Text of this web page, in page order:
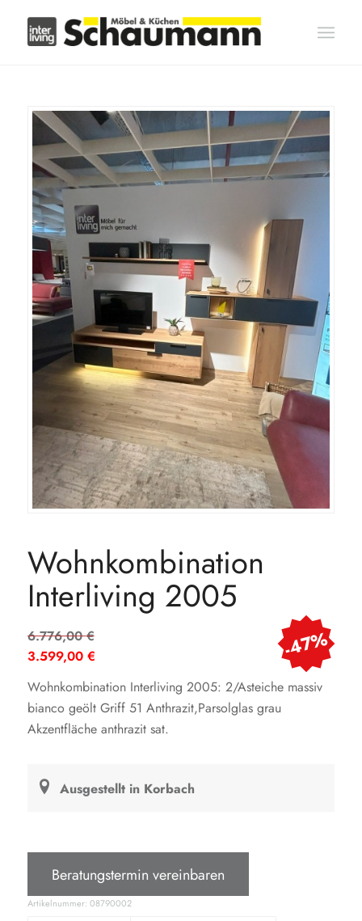
Wohnkombination
Interliving 2005
6.776,00€Ursprünglicher
Preis
6.776,00 €
3.599,00 €
Preis
ist:
3.599,00 €.
-47%
Wohnkombination Interliving 2005: 2/Asteiche massiv
bianco geölt Griff 51 Anthrazit,Parsolglas grau
Akzentfläche anthrazit sat.
Ausgestellt in Korbach
Beratungstermin vereinbaren
Artikelnummer: 08790002